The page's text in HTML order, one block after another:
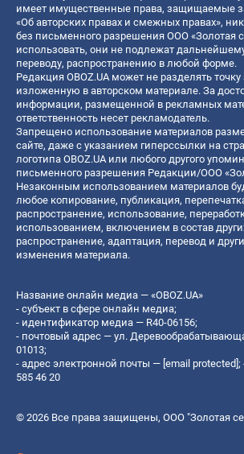
имеет имущественные права, защищаемые
«Об авторских правах и смежных правах»,
без письменного разрешения ООО «Золотая
использовать, они не подлежат
переводу, распространению в любой форме.
Редакция OBOZ.UA может не разделять точку
изложенную в авторском материале. За
информации, размещенной в рекламных
ответственность несет рекламодатель.
Запрещено использование материалов
сайте, даже с указанием гиперссылки на
логотипа OBOZ.UA или любого другого
письменного разрешения Редакции/ООО
Незаконным использованием материалов
любое копирование, публикация,
распространение, использование,
использованием, включением в состав
распространение, адаптация, перевод и
изменения материала.
Название онлайн медиа — «OBOZ.UA»
- субъект в сфере онлайн медиа;
- идентификатор медиа — R40-06156;
- почтовый адрес — ул.
01013;
- адрес электронной почты — [email protected];
585 46 20
© 2026 Все права защищены, ООО "Золотая